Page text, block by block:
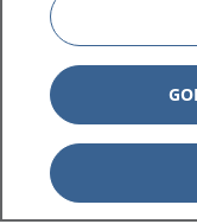
Logga in för att
vårdärenden.
1177 ger dig råd